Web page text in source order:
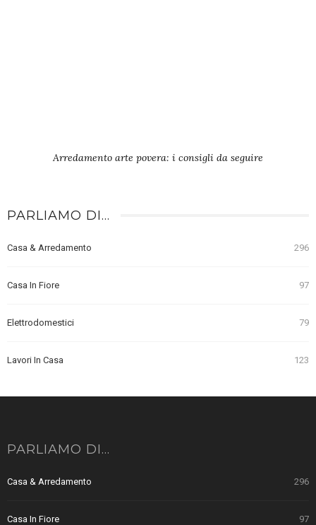
Arredamento arte povera: i consigli da seguire
PARLIAMO DI…
Casa & Arredamento 296
Casa In Fiore 97
Elettrodomestici 79
Lavori In Casa 123
PARLIAMO DI…
Casa & Arredamento 296
Casa In Fiore 97